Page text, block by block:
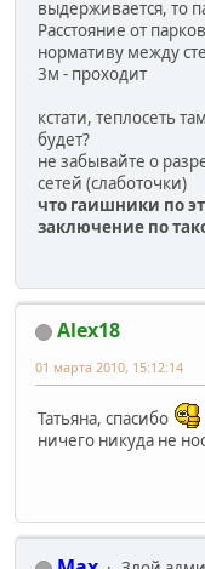
выдерживается, то
Расстояние от
нормативу между
3м - проходит
кстати, теплосеть
будет?
не забывайте о
сетей (слаботочки)
что гаишники по
заключение по
Alex18
01 марта 2010, 15:12:14
Татьяна, спасибо
ничего никуда не